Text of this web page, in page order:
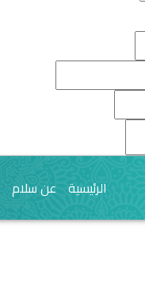
الرئيسية عن سلام